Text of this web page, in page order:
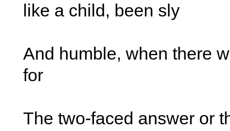
like a child, been sly
And humble, when there
for
The two-faced answer or